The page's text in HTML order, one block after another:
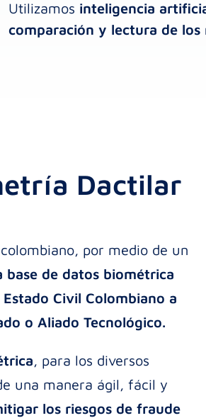
Utilizamos inteligencia
comparación y lectura de los
Dactilar
por medio de un
base de datos biométrica
Civil Colombiano a
o Aliado Tecnológico.
, para los diversos
una manera ágil, fácil y
los riesgos de fraude